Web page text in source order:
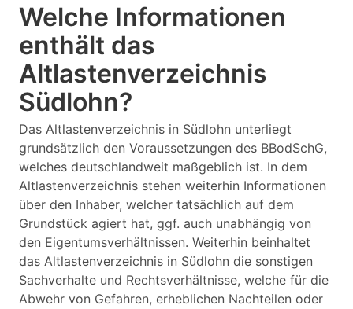
Welche Informationen
enthält das
Altlastenverzeichnis
Südlohn?
Das Altlastenverzeichnis in Südlohn unterliegt
grundsätzlich den Voraussetzungen des BBodSchG,
welches deutschlandweit maßgeblich ist. In dem
Altlastenverzeichnis stehen weiterhin Informationen
über den Inhaber, welcher tatsächlich auf dem
Grundstück agiert hat, ggf. auch unabhängig von
den Eigentumsverhältnissen. Weiterhin beinhaltet
das Altlastenverzeichnis in Südlohn die sonstigen
Sachverhalte und Rechtsverhältnisse, welche für die
Abwehr von Gefahren, erheblichen Nachteilen oder